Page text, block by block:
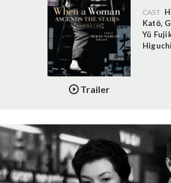
Trailer
CAST
Katō,
Yû
Higuchi